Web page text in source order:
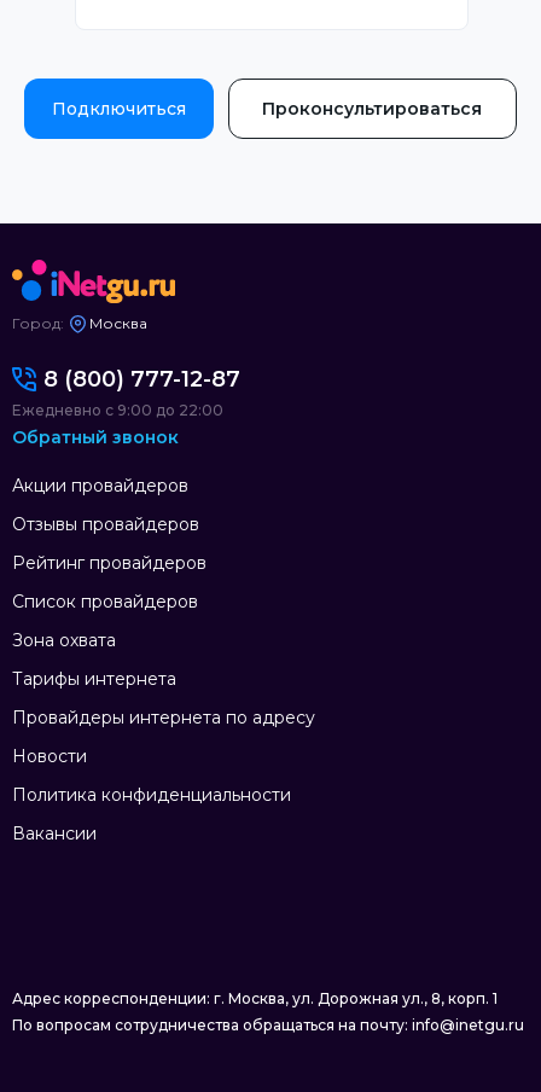
Подключиться Проконсультироваться
Город: Москва
Акции провайдеров
Отзывы провайдеров
Рейтинг провайдеров
Список провайдеров
Зона охвата
Тарифы интернета
Провайдеры интернета по адресу
Новости
Политика конфиденциальности
Вакансии
8 (800) 777-12-87
Ежедневно с 9:00 до 22:00
Обратный звонок
Адрес корреспонденции: г. Москва, ул. Дорожная ул., 8, корп. 1
По вопросам сотрудничества обращаться на почту: info@inetgu.ru